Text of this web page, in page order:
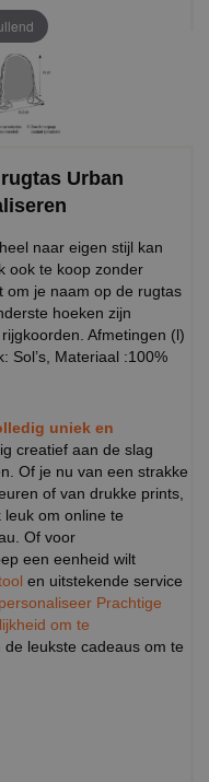
Urban
naar eigen stijl kan
ook te koop zonder
je naam op de rugtas
hoeken zijn
Afmetingen (l)
Sol’s, Materiaal :100%
uniek en
creatief aan de slag
Of je nu van een strakke
of van drukke prints,
om online te
Of voor
een eenheid wilt
en uitstekende service
personaliseer Prachtige
om te
leukste cadeaus om te